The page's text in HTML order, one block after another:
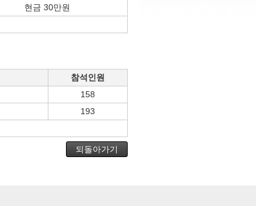
현금 30만원
참석인원
158
193
되돌아가기